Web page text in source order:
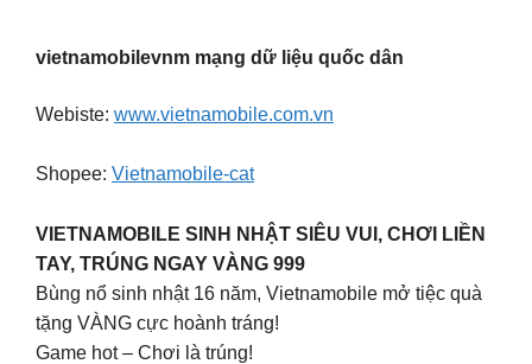
vietnamobilevnm mạng dữ liệu quốc dân
Webiste: www.vietnamobile.com.vn
Shopee: Vietnamobile-cat
VIETNAMOBILE SINH NHẬT SIÊU VUI, CHƠI LIỀN
TAY, TRÚNG NGAY VÀNG 999
Bùng nổ sinh nhật 16 năm, Vietnamobile mở tiệc quà
tặng VÀNG cực hoành tráng!
Game hot – Chơi là trúng!